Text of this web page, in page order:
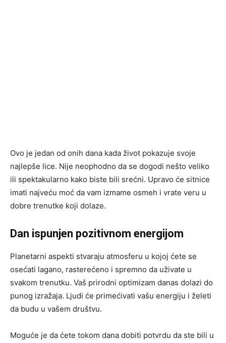
Ovo je jedan od onih dana kada život pokazuje svoje
najlepše lice. Nije neophodno da se dogodi nešto veliko
ili spektakularno kako biste bili srećni. Upravo će sitnice
imati najveću moć da vam izmame osmeh i vrate veru u
dobre trenutke koji dolaze.
Dan ispunjen pozitivnom energijom
Planetarni aspekti stvaraju atmosferu u kojoj ćete se
osećati lagano, rasterećeno i spremno da uživate u
svakom trenutku. Vaš prirodni optimizam danas dolazi do
punog izražaja. Ljudi će primećivati vašu energiju i želeti
da budu u vašem društvu.
Moguće je da ćete tokom dana dobiti potvrdu da ste bili u